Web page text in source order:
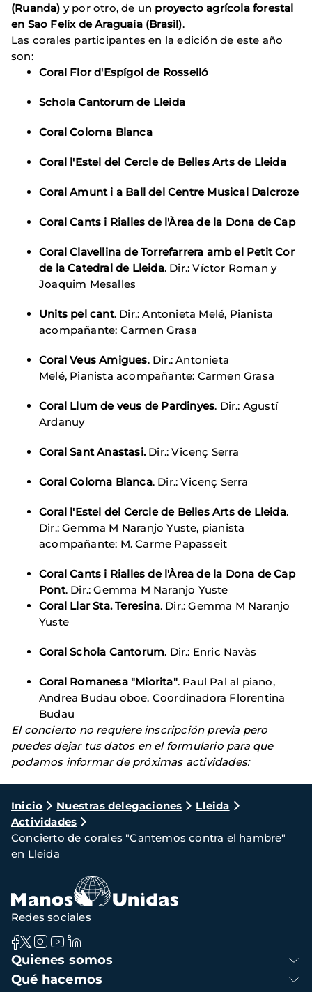
(Ruanda) y por otro, de un proyecto agrícola forestal
en Sao Felix de Araguaia (Brasil).
Las corales participantes en la edición de este año
son:
Coral Flor d'Espígol de Rosselló
Schola Cantorum de Lleida
Coral Coloma Blanca
Coral l'Estel del Cercle de Belles Arts de Lleida
Coral Amunt i a Ball del Centre Musical Dalcroze
Coral Cants i Rialles de l'Àrea de la Dona de Cap
Coral Clavellina de Torrefarrera amb el Petit Cor
de la Catedral de Lleida. Dir.: Víctor Roman y
Joaquim Mesalles
Units pel cant. Dir.: Antonieta Melé, Pianista
acompañante: Carmen Grasa
Coral Veus Amigues. Dir.: Antonieta
Melé, Pianista acompañante: Carmen Grasa
Coral Llum de veus de Pardinyes. Dir.: Agustí
Ardanuy
Coral Sant Anastasi.Dir.: Vicenç Serra
Coral Coloma Blanca. Dir.: Vicenç Serra
Coral l'Estel del Cercle de Belles Arts de Lleida.
Dir.: Gemma M Naranjo Yuste, pianista
acompañante: M. Carme Papasseit
Coral Cants i Rialles de l'Àrea de la Dona de Cap
Pont. Dir.: Gemma M Naranjo Yuste
Coral Llar Sta. Teresina. Dir.: Gemma M Naranjo
Yuste
Coral Schola Cantorum. Dir.: Enric Navàs
Coral Romanesa "Miorita". Paul Pal al piano,
Andrea Budau oboe. Coordinadora Florentina
Budau
El concierto no requiere inscripción previa pero
puedes dejar tus datos en el formulario para que
podamos informar de próximas actividades:
Ruta
de
navegación
Inicio Nuestras delegaciones
Lleida
Actividades
Concierto de corales "Cantemos contra el hambre"
en Lleida
Navegación
principal
Quienes somos
Qué hacemos
Redes sociales